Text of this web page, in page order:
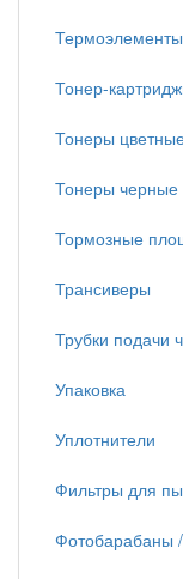
Термоэлементы
Тонер-
Тонеры
Тонеры черные
Тормозные
Трансиверы
Трубки подачи
Упаковка
Уплотнители
Фильтры для
Фотобарабаны